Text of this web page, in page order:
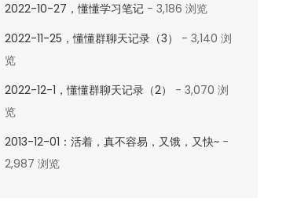
2022-10-27，懂懂学习笔记- 3,186 浏览
2022-11-25，懂懂群聊天记录（3）
- 3,140 浏
览
2022-12-1，懂懂群聊天记录（2）
- 3,070 浏
览
2013-12-01：活着，真不容易，又饿，又快~-
2,987 浏览